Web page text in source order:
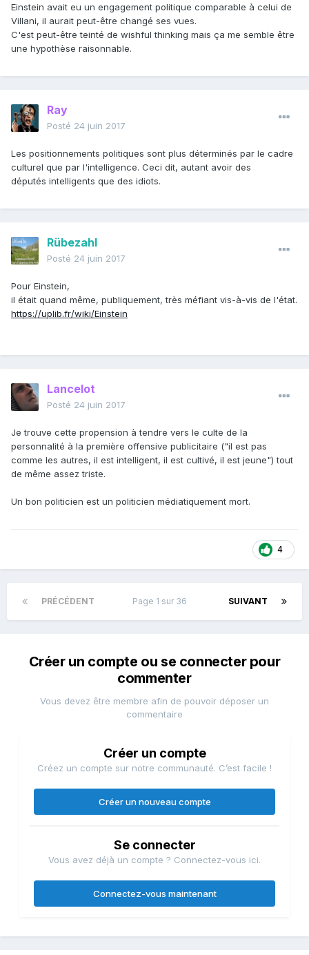
Einstein avait eu un engagement politique comparable à celui de
Villani, il aurait peut-être changé ses vues.
C'est peut-être teinté de wishful thinking mais ça me semble être
une hypothèse raisonnable.
Ray
Posté 24 juin 2017
Les positionnements politiques sont plus déterminés par le cadre
culturel que par l'intelligence. Ceci dit, autant avoir des
députés intelligents que des idiots.
Rübezahl
Posté 24 juin 2017
Pour Einstein,
il était quand même, publiquement, très méfiant vis-à-vis de l'état.
https://uplib.fr/wiki/Einstein
Lancelot
Posté 24 juin 2017
Je trouve cette propension à tendre vers le culte de la
personnalité à la première offensive publicitaire ("il est pas
comme les autres, il est intelligent, il est cultivé, il est jeune") tout
de même assez triste.
Un bon politicien est un politicien médiatiquement mort.
4
PRÉCÉDENT SUIVANT
Page 1 sur 36
Créer un compte ou se connecter pour
commenter
Vous devez être membre afin de pouvoir déposer un
commentaire
Créer un compte
Créez un compte sur notre communauté. C’est facile !
Créer un nouveau compte
Se connecter
Vous avez déjà un compte ? Connectez-vous ici.
Connectez-vous maintenant